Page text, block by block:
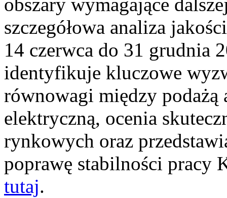
obszary wymagające
szczegółowa analiza
14 czerwca do 31 grudnia
identyfikuje kluczowe
równowagi między podażą
elektryczną, ocenia
rynkowych oraz
poprawę stabilności pracy
tutaj.